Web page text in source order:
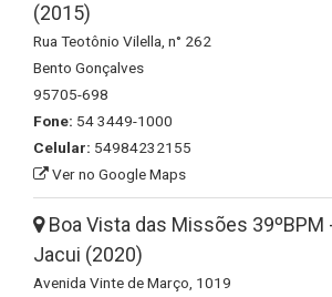
(2015)
Rua Teotônio Vilella, n° 262
Bento Gonçalves
95705-698
Fone: 54 3449-1000
Celular: 54984232155
Ver no Google Maps
Boa Vista das Missões 39ºBPM
Jacui (2020)
Avenida Vinte de Março, 1019